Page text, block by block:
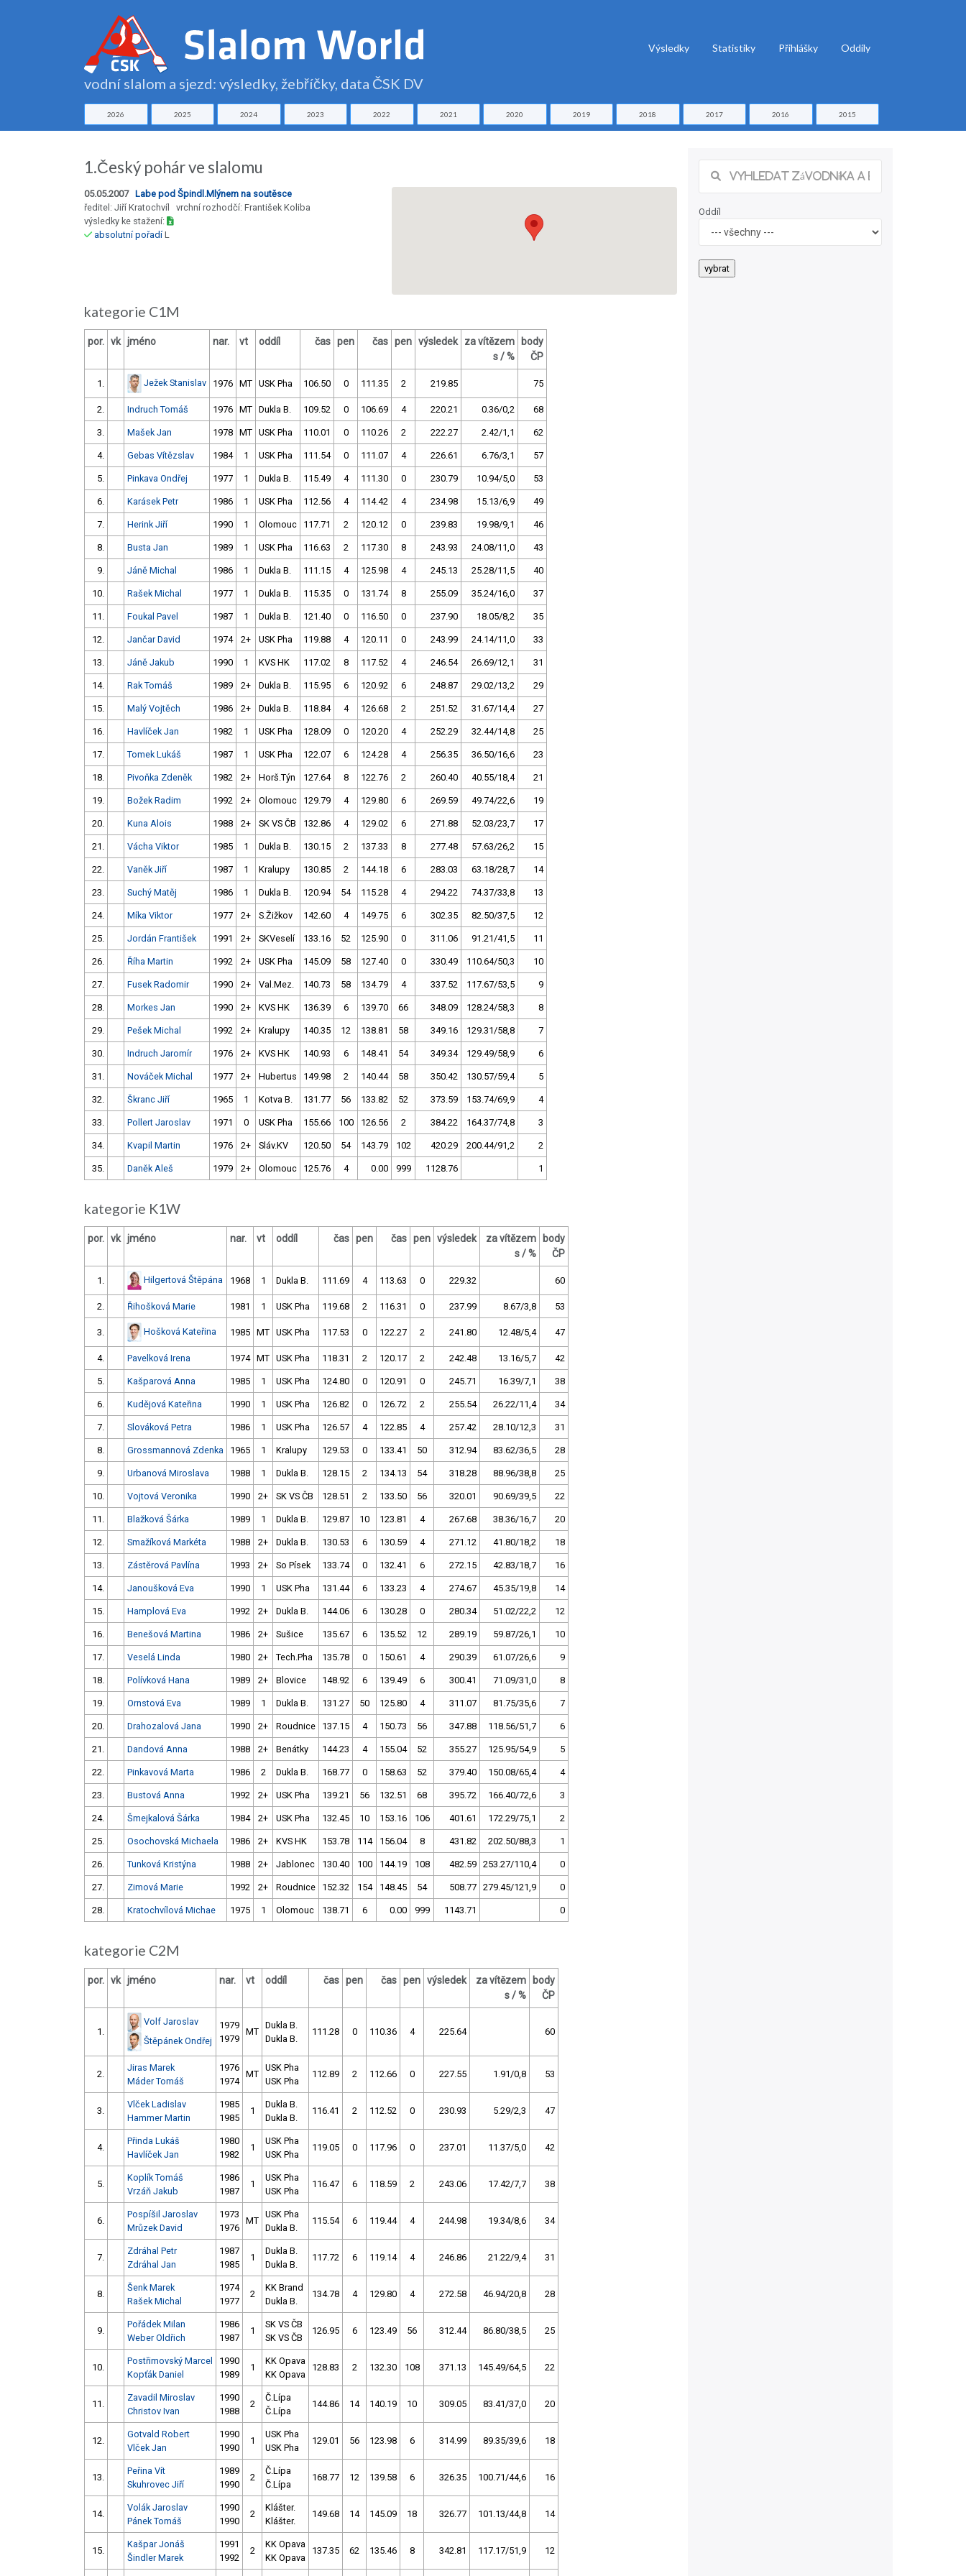
vodní slalom a sjezd: výsledky, žebříčky, data ČSK DV
Výsledky Statistiky Přihlášky Oddíly
2026 2025 2024 2023 2022 2021 2020 2019 2018 2017 2016 2015
1.Český pohár ve slalomu
05.05.2007 Labe pod Špindl.Mlýnem na soutěsce
ředitel: Jiří Kratochvíl vrchní rozhodčí: František Koliba
výsledky ke stažení:
absolutní pořadíL
kategorie C1M
por. vk jméno nar. vt oddíl čas pen čas pen výsledek
za vítězem
s / %
body
ČP
1. Ježek Stanislav 1976 MT USK Pha 106.50 0 111.35 2 219.85 75
2. Indruch Tomáš 1976 MT Dukla B. 109.52 0 106.69 4 220.21 0.36/0,2 68
3. Mašek Jan 1978 MT USK Pha 110.01 0 110.26 2 222.27 2.42/1,1 62
4. Gebas Vítězslav 1984 1 USK Pha 111.54 0 111.07 4 226.61 6.76/3,1 57
5. Pinkava Ondřej 1977 1 Dukla B. 115.49 4 111.30 0 230.79 10.94/5,0 53
6. Karásek Petr 1986 1 USK Pha 112.56 4 114.42 4 234.98 15.13/6,9 49
7. Herink Jiří 1990 1 Olomouc 117.71 2 120.12 0 239.83 19.98/9,1 46
8. Busta Jan 1989 1 USK Pha 116.63 2 117.30 8 243.93 24.08/11,0 43
9. Jáně Michal 1986 1 Dukla B. 111.15 4 125.98 4 245.13 25.28/11,5 40
10. Rašek Michal 1977 1 Dukla B. 115.35 0 131.74 8 255.09 35.24/16,0 37
11. Foukal Pavel 1987 1 Dukla B. 121.40 0 116.50 0 237.90 18.05/8,2 35
12. Jančar David 1974 2+ USK Pha 119.88 4 120.11 0 243.99 24.14/11,0 33
13. Jáně Jakub 1990 1 KVS HK 117.02 8 117.52 4 246.54 26.69/12,1 31
14. Rak Tomáš 1989 2+ Dukla B. 115.95 6 120.92 6 248.87 29.02/13,2 29
15. Malý Vojtěch 1986 2+ Dukla B. 118.84 4 126.68 2 251.52 31.67/14,4 27
16. Havlíček Jan 1982 1 USK Pha 128.09 0 120.20 4 252.29 32.44/14,8 25
17. Tomek Lukáš 1987 1 USK Pha 122.07 6 124.28 4 256.35 36.50/16,6 23
18. Pivoňka Zdeněk 1982 2+ Horš.Týn 127.64 8 122.76 2 260.40 40.55/18,4 21
19. Božek Radim 1992 2+ Olomouc 129.79 4 129.80 6 269.59 49.74/22,6 19
20. Kuna Alois 1988 2+ SK VS ČB 132.86 4 129.02 6 271.88 52.03/23,7 17
21. Vácha Viktor 1985 1 Dukla B. 130.15 2 137.33 8 277.48 57.63/26,2 15
22. Vaněk Jiří 1987 1 Kralupy 130.85 2 144.18 6 283.03 63.18/28,7 14
23. Suchý Matěj 1986 1 Dukla B. 120.94 54 115.28 4 294.22 74.37/33,8 13
24. Míka Viktor 1977 2+ S.Žižkov 142.60 4 149.75 6 302.35 82.50/37,5 12
25. Jordán František 1991 2+ SKVeselí 133.16 52 125.90 0 311.06 91.21/41,5 11
26. Říha Martin 1992 2+ USK Pha 145.09 58 127.40 0 330.49 110.64/50,3 10
27. Fusek Radomir 1990 2+ Val.Mez. 140.73 58 134.79 4 337.52 117.67/53,5 9
28. Morkes Jan 1990 2+ KVS HK 136.39 6 139.70 66 348.09 128.24/58,3 8
29. Pešek Michal 1992 2+ Kralupy 140.35 12 138.81 58 349.16 129.31/58,8 7
30. Indruch Jaromír 1976 2+ KVS HK 140.93 6 148.41 54 349.34 129.49/58,9 6
31. Nováček Michal 1977 2+ Hubertus 149.98 2 140.44 58 350.42 130.57/59,4 5
32. Škranc Jiří 1965 1 Kotva B. 131.77 56 133.82 52 373.59 153.74/69,9 4
33. Pollert Jaroslav 1971 0 USK Pha 155.66 100 126.56 2 384.22 164.37/74,8 3
34. Kvapil Martin 1976 2+ Sláv.KV 120.50 54 143.79 102 420.29 200.44/91,2 2
35. Daněk Aleš 1979 2+ Olomouc 125.76 4 0.00 999 1128.76 1
kategorie K1W
por. vk jméno nar. vt oddíl čas pen čas pen výsledek
za vítězem
s / %
body
ČP
1. Hilgertová Štěpána 1968 1 Dukla B. 111.69 4 113.63 0 229.32 60
2. Řihošková Marie 1981 1 USK Pha 119.68 2 116.31 0 237.99 8.67/3,8 53
3. Hošková Kateřina 1985 MT USK Pha 117.53 0 122.27 2 241.80 12.48/5,4 47
4. Pavelková Irena 1974 MT USK Pha 118.31 2 120.17 2 242.48 13.16/5,7 42
5. Kašparová Anna 1985 1 USK Pha 124.80 0 120.91 0 245.71 16.39/7,1 38
6. Kudějová Kateřina 1990 1 USK Pha 126.82 0 126.72 2 255.54 26.22/11,4 34
7. Slováková Petra 1986 1 USK Pha 126.57 4 122.85 4 257.42 28.10/12,3 31
8. Grossmannová Zdenka 1965 1 Kralupy 129.53 0 133.41 50 312.94 83.62/36,5 28
9. Urbanová Miroslava 1988 1 Dukla B. 128.15 2 134.13 54 318.28 88.96/38,8 25
10. Vojtová Veronika 1990 2+ SK VS ČB 128.51 2 133.50 56 320.01 90.69/39,5 22
11. Blažková Šárka 1989 1 Dukla B. 129.87 10 123.81 4 267.68 38.36/16,7 20
12. Smažíková Markéta 1988 2+ Dukla B. 130.53 6 130.59 4 271.12 41.80/18,2 18
13. Zástěrová Pavlína 1993 2+ So Písek 133.74 0 132.41 6 272.15 42.83/18,7 16
14. Janoušková Eva 1990 1 USK Pha 131.44 6 133.23 4 274.67 45.35/19,8 14
15. Hamplová Eva 1992 2+ Dukla B. 144.06 6 130.28 0 280.34 51.02/22,2 12
16. Benešová Martina 1986 2+ Sušice 135.67 6 135.52 12 289.19 59.87/26,1 10
17. Veselá Linda 1980 2+ Tech.Pha 135.78 0 150.61 4 290.39 61.07/26,6 9
18. Polívková Hana 1989 2+ Blovice 148.92 6 139.49 6 300.41 71.09/31,0 8
19. Ornstová Eva 1989 1 Dukla B. 131.27 50 125.80 4 311.07 81.75/35,6 7
20. Drahozalová Jana 1990 2+ Roudnice 137.15 4 150.73 56 347.88 118.56/51,7 6
21. Dandová Anna 1988 2+ Benátky 144.23 4 155.04 52 355.27 125.95/54,9 5
22. Pinkavová Marta 1986 2 Dukla B. 168.77 0 158.63 52 379.40 150.08/65,4 4
23. Bustová Anna 1992 2+ USK Pha 139.21 56 132.51 68 395.72 166.40/72,6 3
24. Šmejkalová Šárka 1984 2+ USK Pha 132.45 10 153.16 106 401.61 172.29/75,1 2
25. Osochovská Michaela 1986 2+ KVS HK 153.78 114 156.04 8 431.82 202.50/88,3 1
26. Tunková Kristýna 1988 2+ Jablonec 130.40 100 144.19 108 482.59 253.27/110,4 0
27. Zimová Marie 1992 2+ Roudnice 152.32 154 148.45 54 508.77 279.45/121,9 0
28. Kratochvílová Michae 1975 1 Olomouc 138.71 6 0.00 999 1143.71 0
kategorie C2M
por. vk jméno nar. vt oddíl čas pen čas pen výsledek
za vítězem
s / %
body
ČP
1.
Volf Jaroslav
Štěpánek Ondřej
1979
1979
MT
Dukla B.
Dukla B.
111.28 0 110.36 4 225.64 60
2.
Jiras Marek
Máder Tomáš
1976
1974
MT
USK Pha
USK Pha
112.89 2 112.66 0 227.55 1.91/0,8 53
3.
Vlček Ladislav
Hammer Martin
1985
1985
1
Dukla B.
Dukla B.
116.41 2 112.52 0 230.93 5.29/2,3 47
4.
Přinda Lukáš
Havlíček Jan
1980
1982
1
USK Pha
USK Pha
119.05 0 117.96 0 237.01 11.37/5,0 42
5.
Koplík Tomáš
Vrzáň Jakub
1986
1987
1
USK Pha
USK Pha
116.47 6 118.59 2 243.06 17.42/7,7 38
6.
Pospíšil Jaroslav
Mrůzek David
1973
1976
MT
USK Pha
Dukla B.
115.54 6 119.44 4 244.98 19.34/8,6 34
7.
Zdráhal Petr
Zdráhal Jan
1987
1985
1
Dukla B.
Dukla B.
117.72 6 119.14 4 246.86 21.22/9,4 31
8.
Šenk Marek
Rašek Michal
1974
1977
2
KK Brand
Dukla B.
134.78 4 129.80 4 272.58 46.94/20,8 28
9.
Pořádek Milan
Weber Oldřich
1986
1987
1
SK VS ČB
SK VS ČB
126.95 6 123.49 56 312.44 86.80/38,5 25
10.
Postřimovský Marcel
Kopťák Daniel
1990
1989
1
KK Opava
KK Opava
128.83 2 132.30 108 371.13 145.49/64,5 22
11.
Zavadil Miroslav
Christov Ivan
1990
1988
2
Č.Lípa
Č.Lípa
144.86 14 140.19 10 309.05 83.41/37,0 20
12.
Gotvald Robert
Vlček Jan
1990
1990
1
USK Pha
USK Pha
129.01 56 123.98 6 314.99 89.35/39,6 18
13.
Peřina Vít
Skuhrovec Jiří
1989
1990
2
Č.Lípa
Č.Lípa
168.77 12 139.58 6 326.35 100.71/44,6 16
14.
Volák Jaroslav
Pánek Tomáš
1990
1990
2
Klášter.
Klášter.
149.68 14 145.09 18 326.77 101.13/44,8 14
15.
Kašpar Jonáš
Šindler Marek
1991
1992
2
KK Opava
KK Opava
137.35 62 135.46 8 342.81 117.17/51,9 12
Oddíl